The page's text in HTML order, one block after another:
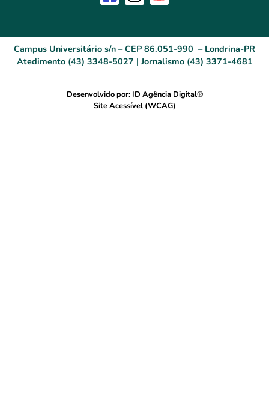
Campus Universitário s/n – CEP 86.051-990 – Londrina-PR
Atedimento (43) 3348-5027 | Jornalismo (43) 3371-4681
Desenvolvido por: ID Agência Digital®
Site Acessível (WCAG)